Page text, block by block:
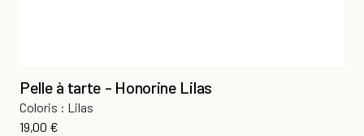
Pelle à tarte - Honorine Lilas
Coloris : Lilas
Prix
19,00 €